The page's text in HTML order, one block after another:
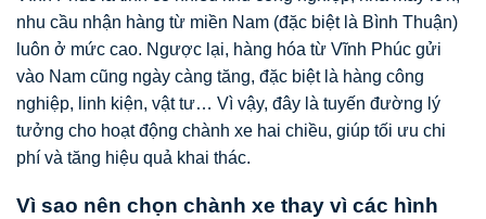
nhu cầu nhận hàng từ miền Nam (đặc biệt là Bình Thuận)
luôn ở mức cao. Ngược lại, hàng hóa từ Vĩnh Phúc gửi
vào Nam cũng ngày càng tăng, đặc biệt là hàng công
nghiệp, linh kiện, vật tư… Vì vậy, đây là tuyến đường lý
tưởng cho hoạt động chành xe hai chiều, giúp tối ưu chi
phí và tăng hiệu quả khai thác.
Vì sao nên chọn chành xe thay vì các hình